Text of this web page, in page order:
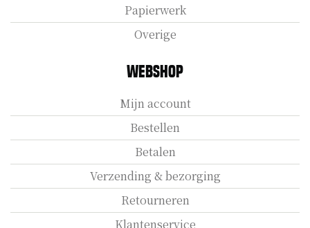
Papierwerk
Overige
Webshop
Mijn account
Bestellen
Betalen
Verzending & bezorging
Retourneren
Klantenservice